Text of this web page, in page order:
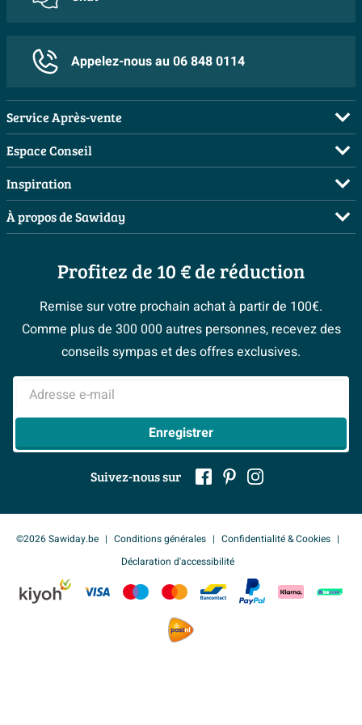
Appelez-nous au 06 848 0114
Service Après-vente
FAQ
Commander
Payer
Livraison / retrait
Garantie & réclamations
Politique d’avis
> Service client
Espace Conseil
Visite sur rendez-vous
Demandez votre devis
Planificateur 3D
Les bons tuyaux
Espace bricolage
> Espace Conseil
Inspiration
Salles de bains complètes
Inspiration toilettes
Moodboards
Magazine
#Mysawiday
> Inspiration salle de bains
À propos de Sawiday
Qui est Sawiday ?
Postes vacants
Espace Pro
BeCommerce
> Tout sur nos showrooms
Profitez de 10 € de réduction
Remise sur votre prochain achat à partir de 100€.
Comme plus de 300 000 autres personnes, recevez des
conseils sympas et des offres exclusives.
Adresse e-mail
Enregistrer
Suivez-nous sur
©2026 Sawiday.be Conditions générales
Confidentialité & Cookies
Déclaration d'accessibilité